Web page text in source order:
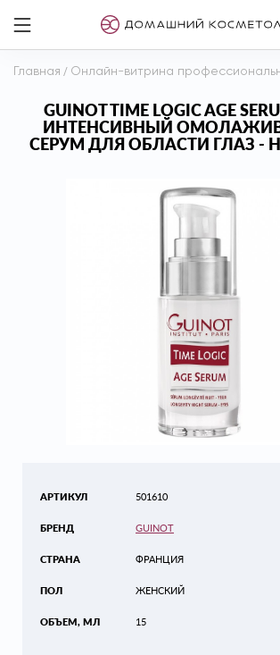
Главная / Онлайн-витрина
GUINOT TIME LOGIC AGE
ИНТЕНСИВНЫЙ
СЕРУМ ДЛЯ ОБЛАСТИ ГЛАЗ -
АРТИКУЛ
БРЕНД
СТРАНА
ПОЛ
ОБЪЕМ, МЛ
501610
GUINOT
ФРАНЦИЯ
ЖЕНСКИЙ
15